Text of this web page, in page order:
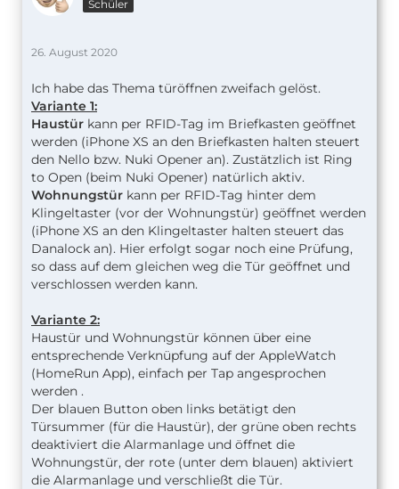
Schüler
26. August 2020
Ich habe das Thema türöffnen zweifach gelöst.
Variante 1:
Haustür kann per RFID-Tag im Briefkasten geöffnet
werden (iPhone XS an den Briefkasten halten steuert
den Nello bzw. Nuki Opener an). Zustätzlich ist Ring
to Open (beim Nuki Opener) natürlich aktiv.
Wohnungstür kann per RFID-Tag hinter dem
Klingeltaster (vor der Wohnungstür) geöffnet werden
(iPhone XS an den Klingeltaster halten steuert das
Danalock an). Hier erfolgt sogar noch eine Prüfung,
so dass auf dem gleichen weg die Tür geöffnet und
verschlossen werden kann.
Variante 2:
Haustür und Wohnungstür können über eine
entsprechende Verknüpfung auf der AppleWatch
(HomeRun App), einfach per Tap angesprochen
werden .
Der blauen Button oben links betätigt den
Türsummer (für die Haustür), der grüne oben rechts
deaktiviert die Alarmanlage und öffnet die
Wohnungstür, der rote (unter dem blauen) aktiviert
die Alarmanlage und verschließt die Tür.